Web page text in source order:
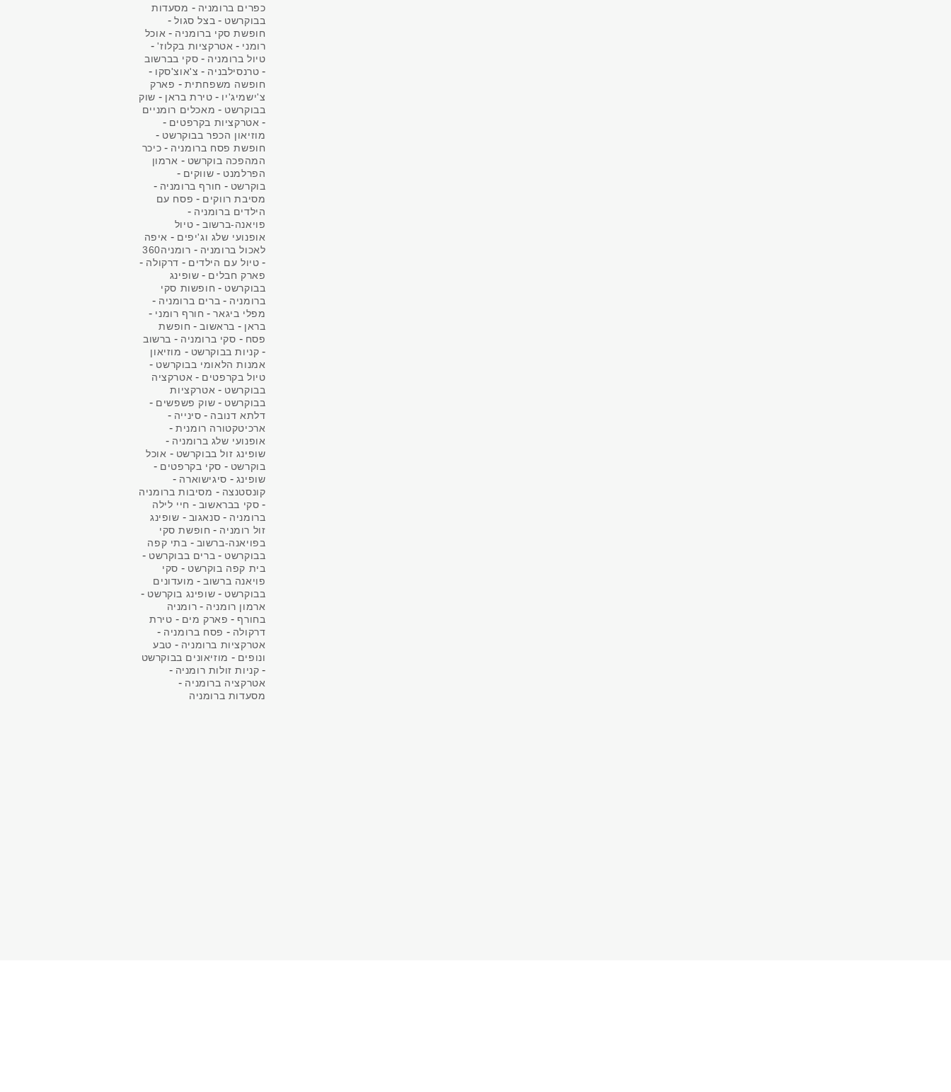
כפרים ברומניה - מסעדות
בבוקרשט - בצל סגול-
חופשת סקי ברומניה - אוכל
רומני - אטרקציות בקלוז'-
טיול ברומניה - סקי בברשוב
- טרנסילבניה - צ'אוצ'סקו -
חופשה משפחתית - פארק
צ'ישמיג'יו - טירת בראן - שוק
בבוקרשט - מאכלים רומניים
- אטרקציות בקרפטים -
מוזיאון הכפר בבוקרשט -
חופשת פסח ברומניה - כיכר
המהפכה בוקרשט - ארמון
הפרלמנט - שווקים -
בוקרשט - חורף ברומניה -
מסיבת רווקים - פסח עם
הילדים ברומניה -
פויאנה-ברשוב - טיול
אופנועי שלג וג'יפים - איפה
לאכול ברומניה - רומניה360
- טיול עם הילדים - דרקולה -
פארק חבלים - שופינג
בבוקרשט - חופשות סקי
ברומניה - ברים ברומניה -
מפלי ביגאר- חורף רומני -
בראן - בראשוב - חופשת
פסח - סקי ברומניה - ברשוב
- קניות בבוקרשט - מוזיאון
אמנות הלאומי בבוקרשט -
טיול בקרפטים - אטרקציה
בבוקרשט - אטרקציות
בבוקרשט - שוק פשפשים -
דלתא דנובה - סינייה -
ארכיטקטורה רומנית-
אופנועי שלג ברומניה -
שופינג זול בבוקרשט - אוכל
בוקרשט - סקי בקרפטים -
שופינג - סיגישוארה -
קונסטנצה - מסיבות ברומניה
- סקי בבראשוב - חיי לילה
ברומניה - סנאגוב - שופינג
זול רומניה - חופשת סקי
בפויאנה-ברשוב - בתי קפה
בבוקרשט - ברים בבוקרשט -
בית קפה בוקרשט - סקי
פויאנה ברשוב - מועדונים
בבוקרשט - שופינג בוקרשט -
ארמון רומניה - רומניה
בחורף - פארק מים - טירת
דרקולה - פסח ברומניה -
אטרקציות ברומניה - טבע
ונופים - מוזיאונים בבוקרשט
- קניות זולות רומניה -
אטרקציה ברומניה -
מסעדות ברומניה